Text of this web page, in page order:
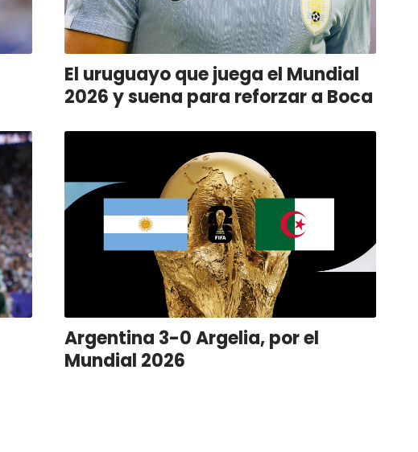
El uruguayo que juega el Mundial
2026 y suena para reforzar a Boca
Argentina 3-0 Argelia, por el
Mundial 2026